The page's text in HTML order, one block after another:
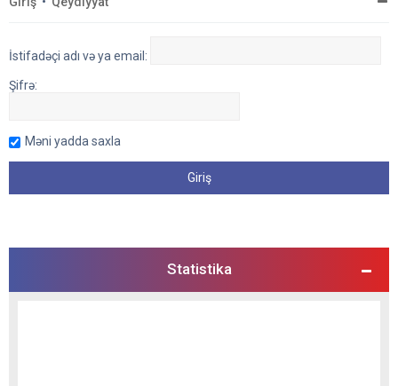
İstifadəçi adı və ya email:
Şifrə:
Məni yadda saxla
Statistika